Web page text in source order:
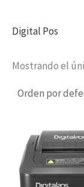
Digital Pos
Mostrando el
price
was: